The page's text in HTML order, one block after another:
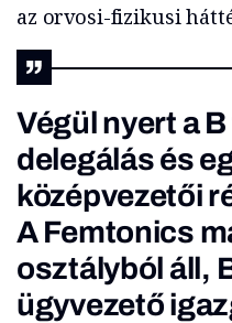
az orvosi-fizikusi
Végül nyert a
delegálás és
középvezetői
A Femtonics
osztályból áll,
ügyvezető